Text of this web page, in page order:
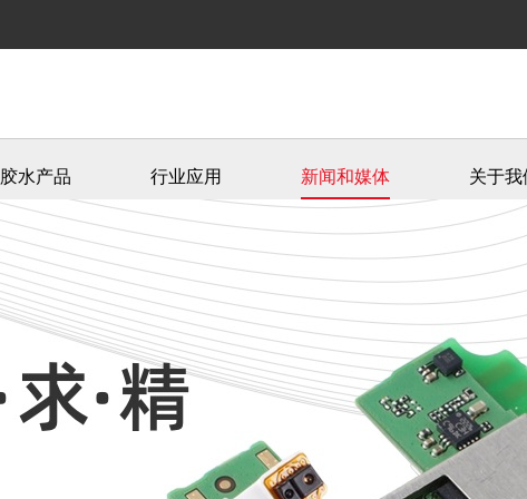
胶水产品 行业应用 新闻和媒体 关于我